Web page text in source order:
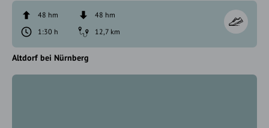
48 hm
48 hm
1:30 h
12,7 km
Altdorf bei Nürnberg